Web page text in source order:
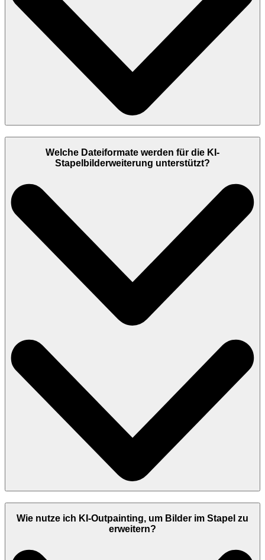
Welche Dateiformate werden für die KI-
Stapelbilderweiterung unterstützt?
Wie nutze ich KI-Outpainting, um Bilder im Stapel zu
erweitern?